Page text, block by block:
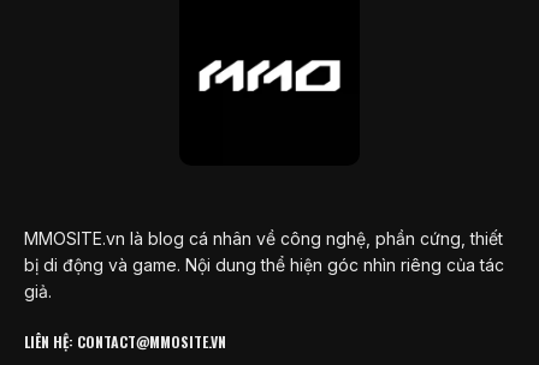
MMOSITE.vn là blog cá nhân về công nghệ, phần cứng, thiết
bị di động và game. Nội dung thể hiện góc nhìn riêng của tác
giả.
LIÊN HỆ: CONTACT@MMOSITE.VN